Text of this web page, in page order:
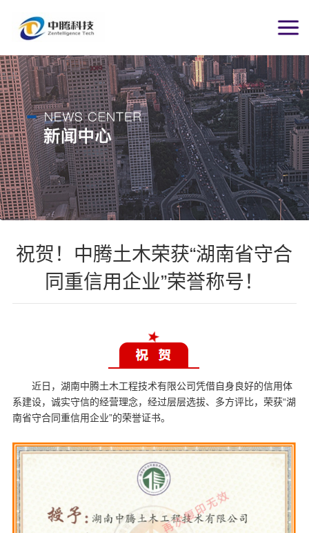
祝贺！中腾土木荣获“湖南省守合
同重信用企业”荣誉称号！
近日，湖南中腾土木工程技术有限公司凭借自身良好的信用体
系建设，诚实守信的经营理念，经过层层选拔、多方评比，荣获“湖
南省守合同重信用企业”的荣誉证书。